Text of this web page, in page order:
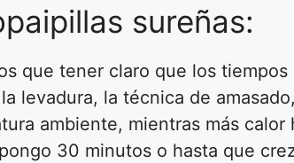
sureñas:
que tener claro que los
levadura, la técnica de
ambiente, mientras más calor
30 minutos o hasta que